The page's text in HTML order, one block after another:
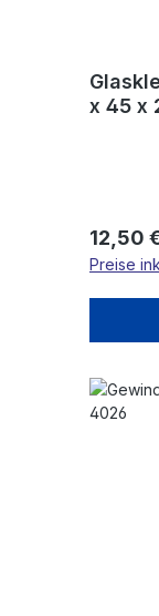
x 45 x
12,50
Preise